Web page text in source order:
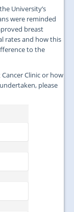
University’s
were reminded
breast
rates and how this
to the
Clinic or how
please